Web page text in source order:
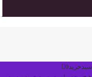
سبدخرید0